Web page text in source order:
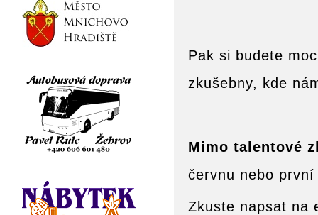
Pak si budete
zkušebny, kde
Mimo talentové
červnu nebo
Zkuste napsat na